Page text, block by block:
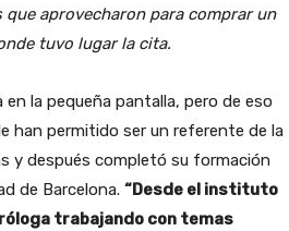
aprovecharon para comprar un
tuvo lugar la cita.
la pequeña pantalla, pero de eso
han permitido ser un referente de la
y después completó su formación
de Barcelona. “Desde el instituto
trabajando con temas